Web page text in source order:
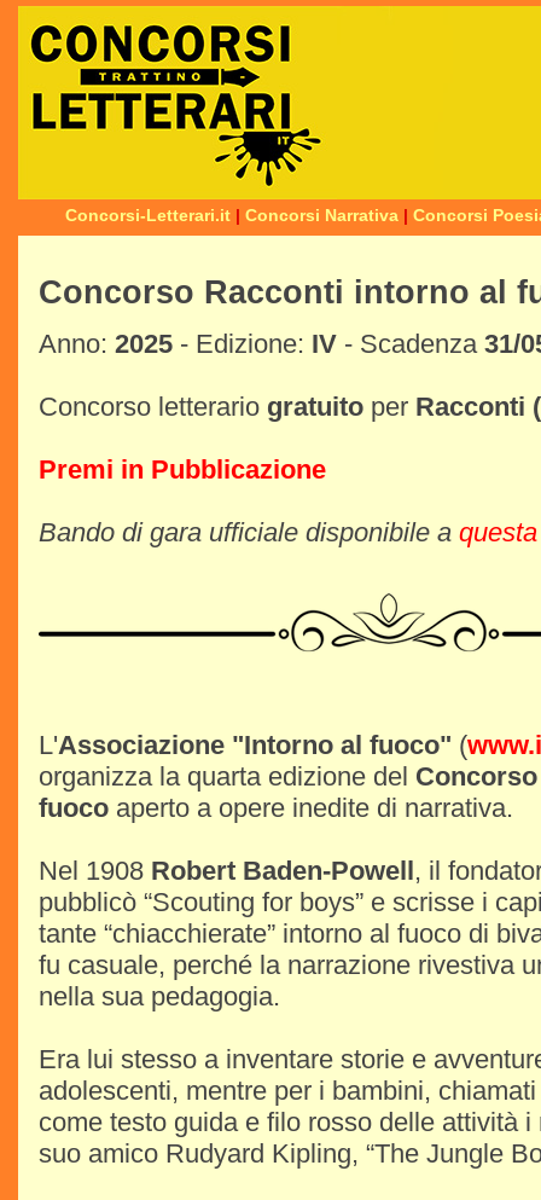
Concorsi-Letterari.it | Concorsi Narrativa | Concorsi
Concorso Racconti intorno al
Anno: 2025 - Edizione: IV - Scadenza 31/
Concorso letterario gratuito per Racconti
Premi in Pubblicazione
Bando di gara ufficiale disponibile a
L'Associazione "Intorno al fuoco" (
organizza la quarta edizione del
fuoco aperto a opere inedite di narrativa.
Nel 1908 Robert Baden-Powell , il
pubblicò “Scouting for boys” e scrisse i
tante “chiacchierate” intorno al fuoco di
fu casuale, perché la narrazione rivestiva
nella sua pedagogia.
Era lui stesso a inventare storie e
adolescenti, mentre per i bambini,
come testo guida e filo rosso delle attività
suo amico Rudyard Kipling, “The Jungle